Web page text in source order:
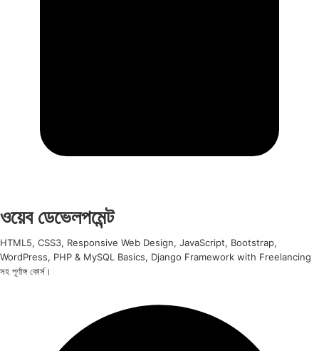
ওয়েব ডেভেলপমেন্ট
HTML5, CSS3, Responsive Web Design, JavaScript, Bootstrap,
WordPress, PHP & MySQL Basics, Django Framework with Freelancing
সহ পূর্ণাঙ্গ কোর্স।